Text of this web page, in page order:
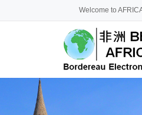
Welcome to